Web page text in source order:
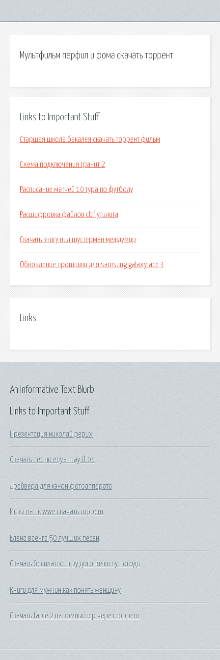
Мультфильм перфил и фома скачать торрент
Links to Important Stuff
Старшая школа бакалея скачать торрент фильм
Схема подключения гранит 2
Расписание матчей 10 тура по футболу
Расшифровка файлов cbf утилита
Скачать книгу нил шустерман междумир
Обновление прошивки для samsung galaxy ace 3
Links
Links to Important Stuff
Презентация николай рерих
Скачать песню enya may it be
Драйвера для кэнон фотоаппарата
Игры на пк wwe скачать торрент
Елена ваенга 50 лучших песен
Скачать бесплатно игру догонялки ну погоди
Книги для мужчин как понять женщину
Скачать fable 2 на компьютер через торрент
An Informative Text Blurb